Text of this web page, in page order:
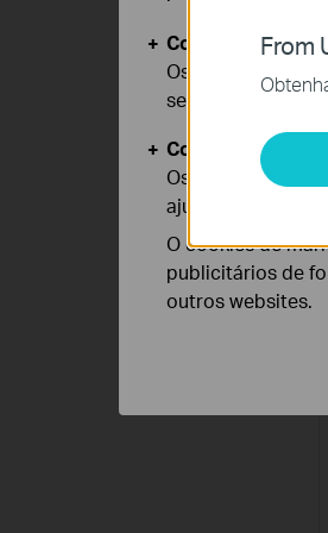
From
Cookies Básicos
Os cookies são
seus sistemas.
Cookies de
Os cookies de
ajustar a
O cookies de
publicitários de
outros websites.